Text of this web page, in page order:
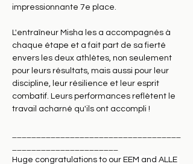
impressionnante 7e place.
L'entraîneur Misha les a accompagnés à
chaque étape et a fait part de sa fierté
envers les deux athlètes, non seulement
pour leurs résultats, mais aussi pour leur
discipline, leur résilience et leur esprit
combatif. Leurs performances reflètent le
travail acharné qu'ils ont accompli !
Huge congratulations to our EEM and ALLE